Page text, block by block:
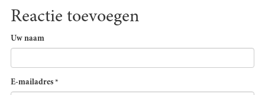
Reactie toevoegen
Uw naam
E-mailadres *